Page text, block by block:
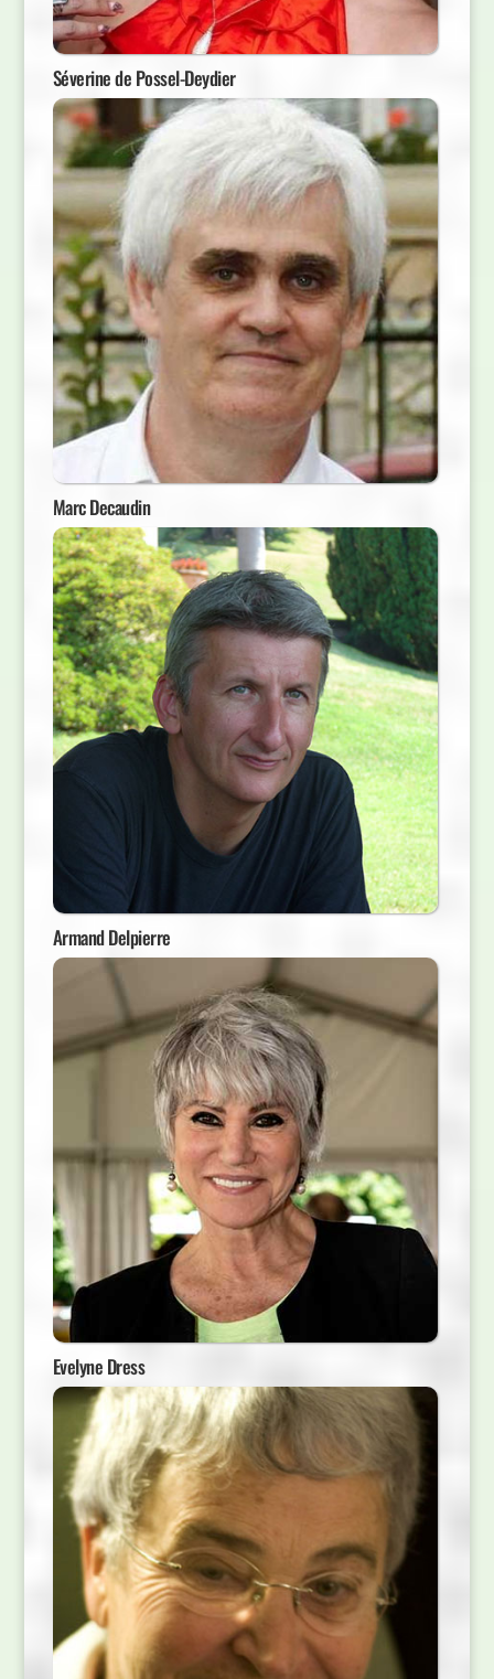
Séverine de Possel-Deydier
Marc Decaudin
Armand Delpierre
Evelyne Dress